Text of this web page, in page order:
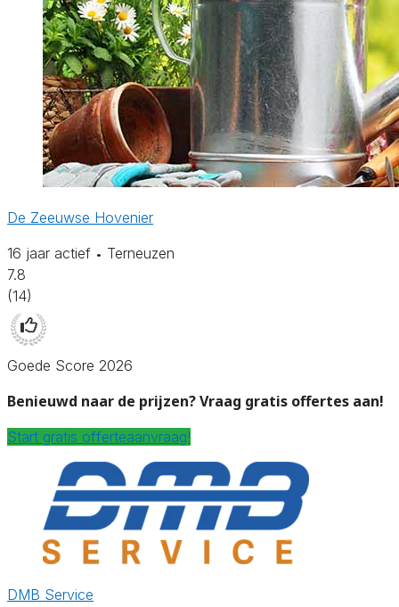
De Zeeuwse Hovenier
16 jaar actief • Terneuzen
7.8
(14)
Goede Score 2026
Benieuwd naar de prijzen? Vraag gratis offertes aan!
Start gratis offerteaanvraag!
DMB Service